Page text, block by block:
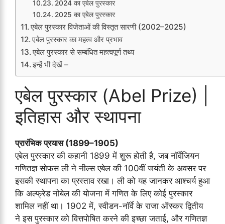
2024 का एबेल पुरस्कार
2025 का एबेल पुरस्कार
एबेल पुरस्कार विजेताओं की विस्तृत सारणी (2002–2025)
एबेल पुरस्कार का महत्व और प्रभाव
एबेल पुरस्कार से सम्बंधित महत्वपूर्ण तथ्य
इन्हें भी देखें –
एबेल पुरस्कार (Abel Prize) |
इतिहास और स्थापना
प्रारंभिक प्रयास (1899–1905)
एबेल पुरस्कार की कहानी 1899 में शुरू होती है, जब नॉर्वेजियन
गणितज्ञ सोफस ली ने नील्स एबेल की 100वीं जयंती के अवसर पर
इसकी स्थापना का प्रस्ताव रखा। ली को यह जानकर आश्चर्य हुआ
कि अल्फ्रेड नोबेल की योजना में गणित के लिए कोई पुरस्कार
शामिल नहीं था। 1902 में, स्वीडन-नॉर्वे के राजा ऑस्कर द्वितीय
ने इस पुरस्कार को वित्तपोषित करने की इच्छा जताई, और गणितज्ञ